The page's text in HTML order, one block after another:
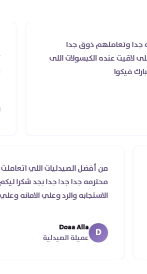
ذوق جدا
الكبسولات اللى
ويب
كنت
ساعات
ما
معايا
من أفضل الصيدليات
محترمه جدا جدا جدا
الاستجابه والرد وعلي
D
عميلة الصيدلية